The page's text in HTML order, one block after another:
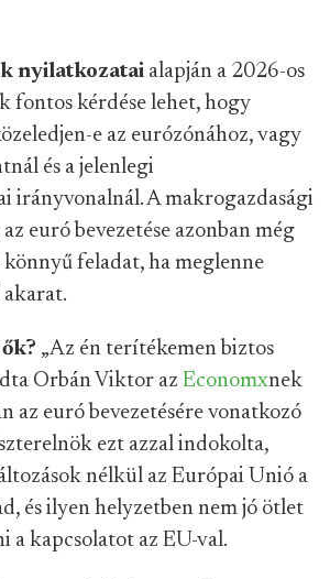
nyilatkozatai alapján a 2026-os
fontos kérdése lehet, hogy
e az eurózónához, vagy
és a jelenlegi
irányvonalnál. A makrogazdasági
euró bevezetése azonban még
könnyű feladat, ha meglenne
„Az én terítékemen biztos
Orbán Viktor az Economxnek
az euró bevezetésére vonatkozó
ezt azzal indokolta,
nélkül az Európai Unió a
és ilyen helyzetben nem jó ötlet
a kapcsolatot az EU-val.